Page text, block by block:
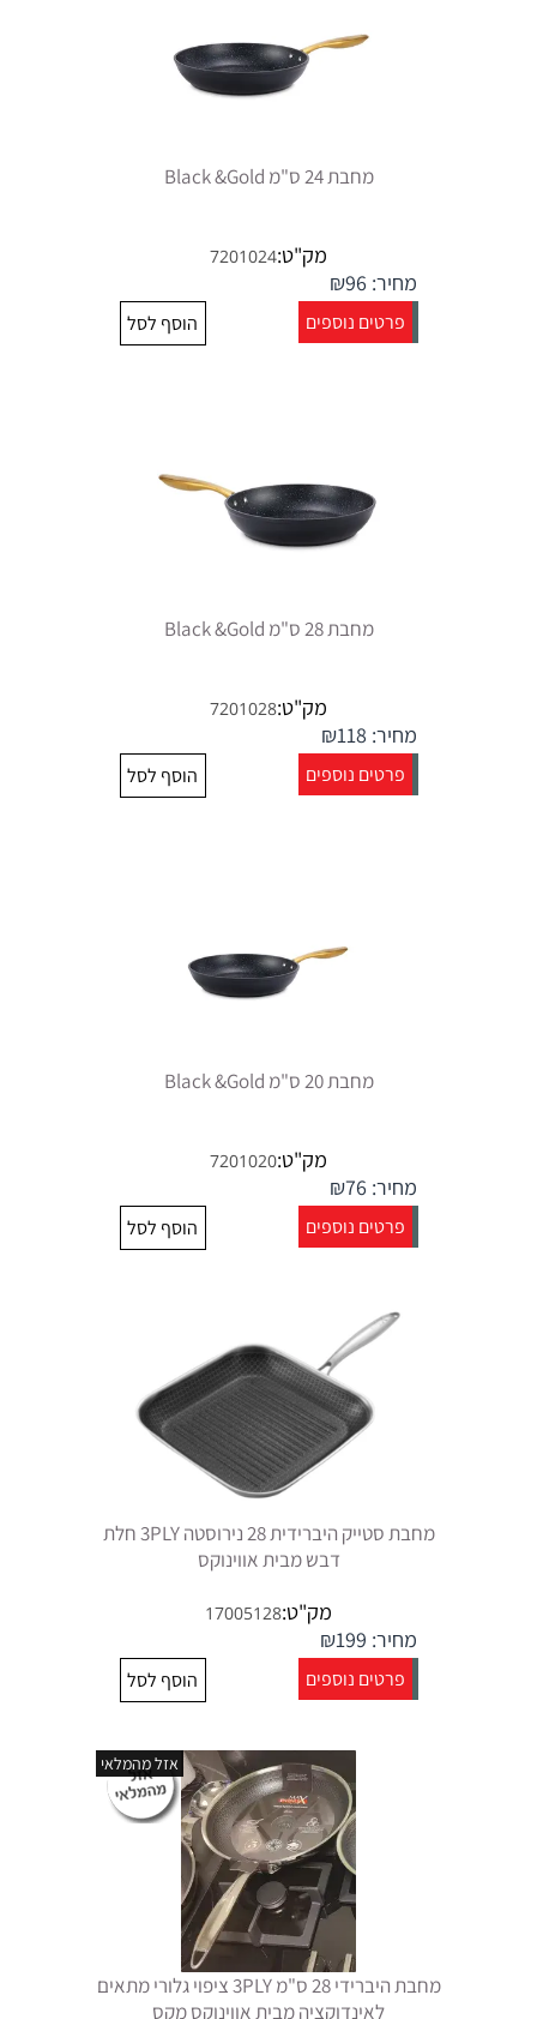
מחבת 24 ס"מ Black &Gold
מק"ט:7201024
מחיר: ₪96
פרטים נוספים הוסף לסל
מחבת 28 ס"מ Black &Gold
מק"ט:7201028
מחיר: ₪118
פרטים נוספים הוסף לסל
מחבת 20 ס"מ Black &Gold
מק"ט:7201020
מחיר: ₪76
פרטים נוספים הוסף לסל
מחבת סטייק היברידית 28 נירוסטה 3PLY חלת
דבש מבית אווינוקס
מק"ט:17005128
מחיר: ₪199
פרטים נוספים הוסף לסל
אזל מהמלאי
מחבת היברידי 28 ס"מ 3PLY ציפוי גלורי מתאים
לאינדוקציה מבית אווינוקס מקס